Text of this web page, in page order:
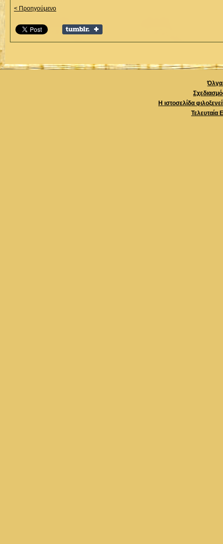
< Προηγούμενο
Όλγα
Η ιστοσελίδα
Τελευταία